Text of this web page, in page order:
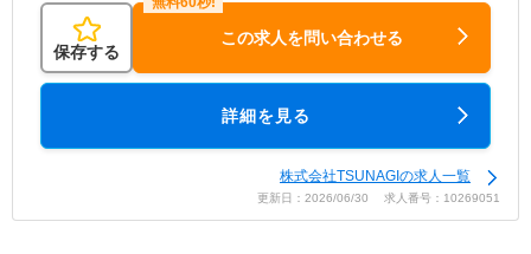
保存する
この求人を問い合わせる
詳細を見る
株式会社TSUNAGIの求人一覧
更新日：2026/06/30 求人番号：10269051